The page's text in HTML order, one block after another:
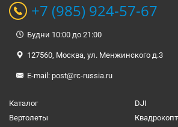
+7 (985) 924-57-67
Будни 10:00 до 21:00
127560, Москва, ул. Менжинского д.3
E-mail: post@rc-russia.ru
Каталог
DJI
Вертолеты